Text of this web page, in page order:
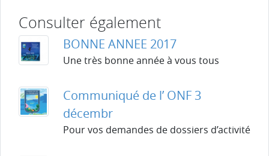
Consulter également
BONNE ANNEE 2017
Une très bonne année à vous tous
Communiqué de l’ ONF 3
décembr
Pour vos demandes de dossiers d’activité